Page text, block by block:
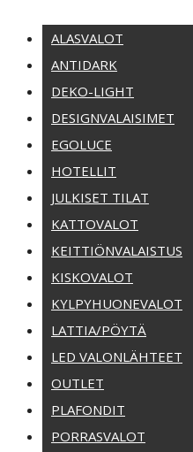
ALASVALOT
ANTIDARK
DEKO-LIGHT
DESIGNVALAISIMET
EGOLUCE
HOTELLIT
JULKISET TILAT
KATTOVALOT
KEITTIÖNVALAISTUS
KISKOVALOT
KYLPYHUONEVALOT
LATTIA/PÖYTÄ
LED VALONLÄHTEET
OUTLET
PLAFONDIT
PORRASVALOT